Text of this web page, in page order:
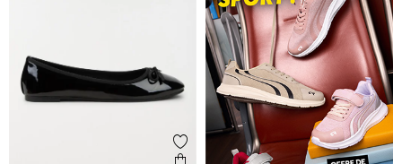
Ajouter aux favoris